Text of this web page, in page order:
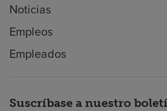
Noticias
Empleos
Empleados
Suscríbase a nuestro